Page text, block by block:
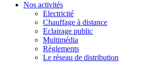
Nos activités
Electricité
Chauffage à distance
Eclairage public
Multimédia
Règlements
Le réseau de distribution